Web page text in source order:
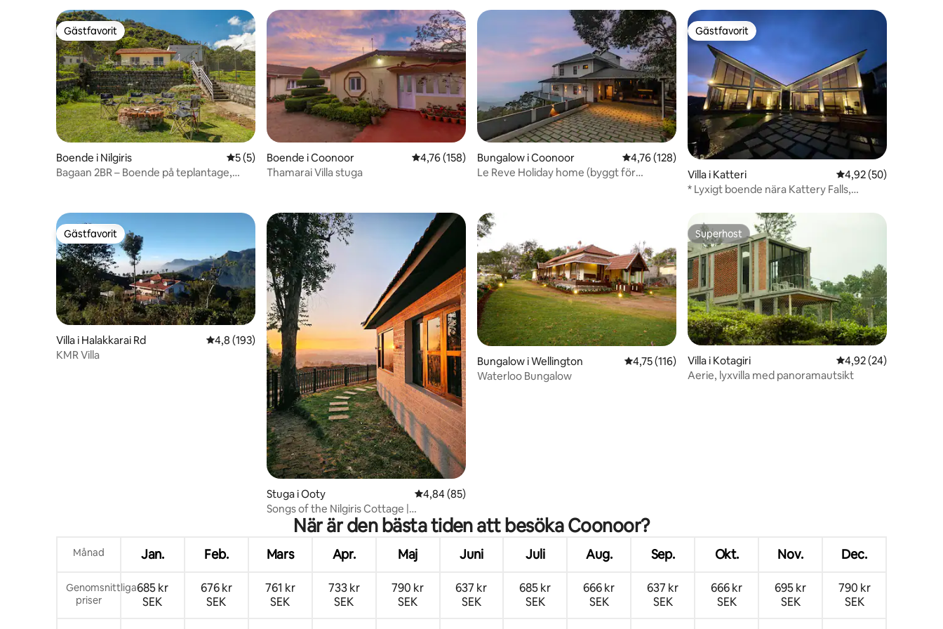
Gästfavorit
Gästfavorit
Boende i Nilgiris 5 av 5 i genomsnittligt betyg, 5 omdömen
5 (5)
Bagaan 2BR – Boende på teplantage,
Boende i Coonoor 4,76 av 5 i genomsnittligt betyg, 158 omdömen
4,76 (158)
Thamarai Villa stuga
Bungalow i Coonoor 4,76 av 5 i genomsnittligt betyg, 128 omdömen
4,76 (128)
Le Reve Holiday home (byggt för
Gästfavorit
Gästfavorit
Villa i Katteri 4,92 av 5 i
4,92 (50)
* Lyxigt boende nära Kattery Falls,
Gästfavorit
Gästfavorit
Villa i Halakkarai Rd 4,8 av 5 i genomsnittligt betyg, 193 omdömen
4,8 (193)
KMR Villa
Stuga i Ooty 4,84 av 5 i genomsnittligt betyg, 85 omdömen
4,84 (85)
Songs of the Nilgiris Cottage |
Landmärke på en kulle
Bungalow i Wellington 4,75 av 5 i genomsnittligt betyg, 116 omdömen
4,75 (116)
Waterloo Bungalow
Superhost
Superhost
Villa i Kotagiri 4,92 av 5 i
4,92 (24)
Aerie, lyxvilla med panoramautsikt
När är den bästa tiden att besöka Coonoor?
Månad Jan. Feb. Mars Apr. Maj Juni Juli Aug. Sep. Okt. Nov. Dec.
Genomsnittliga
priser
685 kr
SEK
676 kr
SEK
761 kr
SEK
733 kr
SEK
790 kr
SEK
637 kr
SEK
685 kr
SEK
666 kr
SEK
637 kr
SEK
666 kr
SEK
695 kr
SEK
790 kr
SEK